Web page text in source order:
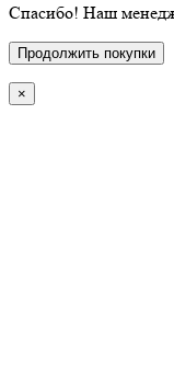
Спасибо! Наш
Продолжить покупки
×